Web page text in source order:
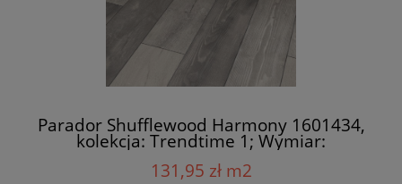
Parador Shufflewood Harmony 1601434,
kolekcja: Trendtime 1; Wymiar:
8x158x1285 mm; AC4/32; V-Fuga x 4
131,95 zł m2